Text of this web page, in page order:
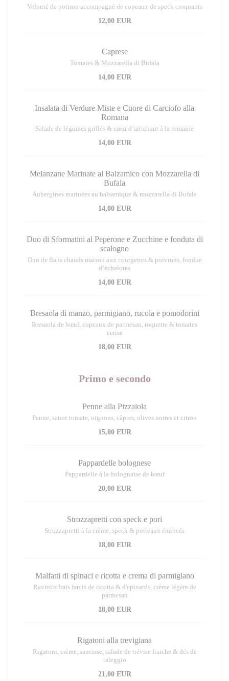
Velouté de potiron accompagné de copeaux de speck croquants
12,00 EUR
Caprese
Tomates & Mozzarella di Bufala
14,00 EUR
Insalata di Verdure Miste e Cuore di Carciofo alla
Romana
Salade de légumes grillés & cœur d’artichaut à la romaine
14,00 EUR
Melanzane Marinate al Balzamico con Mozzarella di
Bufala
Aubergines marinées au balsamique & mozzarella di Bufala
14,00 EUR
Duo di Sformatini al Peperone e Zucchine e fonduta di
scalogno
Duo de flans chauds maison aux courgettes & poivrons, fondue
d’échalotes
14,00 EUR
Bresaola di manzo, parmigiano, rucola e pomodorini
Bresaola de bœuf, copeaux de parmesan, roquette & tomates
cerise
18,00 EUR
Primo e secondo
Penne alla Pizzaiola
Penne, sauce tomate, oignons, câpres, olives noires et citron
15,00 EUR
Pappardelle bolognese
Pappardelle à la bolognaise de bœuf
20,00 EUR
Strozzapretti con speck e pori
Strozzapretti à la crème, speck & poireaux émincés
18,00 EUR
Malfatti di spinaci e ricotta e crema di parmigiano
Raviolis frais farcis de ricotta & d'epinards, crème légère de
parmesan
18,00 EUR
Rigatoni alla trevigiana
Rigatoni, crème, saucisse, salade de trévise fraiche & dés de
taleggio
21,00 EUR